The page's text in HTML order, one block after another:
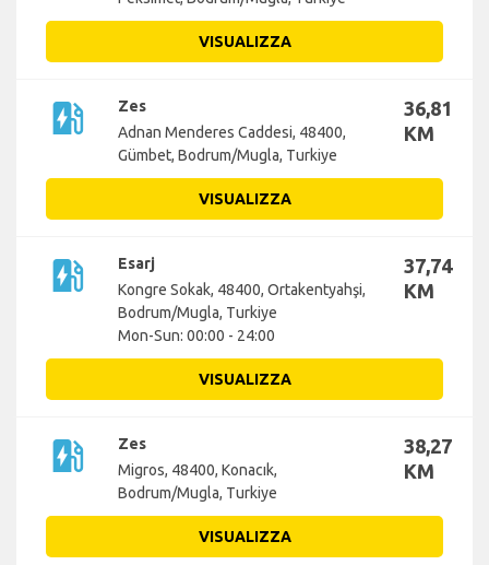
VISUALIZZA
ev_station
Zes
Adnan Menderes Caddesi, 48400,
Gümbet, Bodrum/Mugla, Turkiye
36,81
KM
VISUALIZZA
ev_station
Esarj
Kongre Sokak, 48400, Ortakentyahşi,
Bodrum/Mugla, Turkiye
Mon-Sun: 00:00 - 24:00
37,74
KM
VISUALIZZA
ev_station
Zes
Migros, 48400, Konacık,
Bodrum/Mugla, Turkiye
38,27
KM
VISUALIZZA